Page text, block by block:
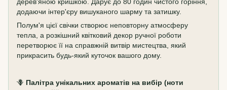
додаючи інтер'єру вишуканого шарму та затишку.
Полум'я цієї свічки створює неповторну атмосферу
тепла, а розкішний квітковий декор ручної роботи
перетворює її на справжній витвір мистецтва, який
прикрасить будь-який куточок вашого дому.
🪻 Палітра унікальних ароматів на вибір (ноти